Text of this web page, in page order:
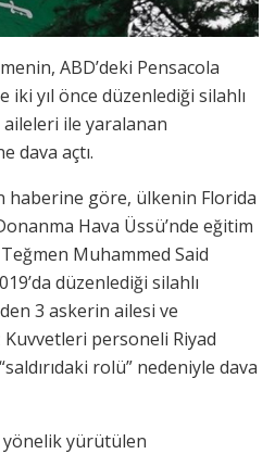
ABD’deki Pensacola
iki yıl önce düzenlediği silahlı
aileleri ile yaralanan
dava açtı.
haberine göre, ülkenin Florida
Hava Üssü’nde eğitim
Muhammed Said
düzenlediği silahlı
3 askerin ailesi ve
personeli Riyad
rolü” nedeniyle dava
yönelik yürütülen